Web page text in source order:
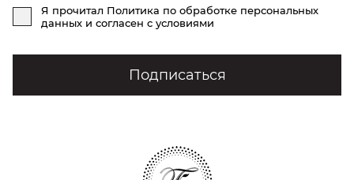
Я прочитал Политика по обработке персональных
данных и согласен с условиями
Подписаться